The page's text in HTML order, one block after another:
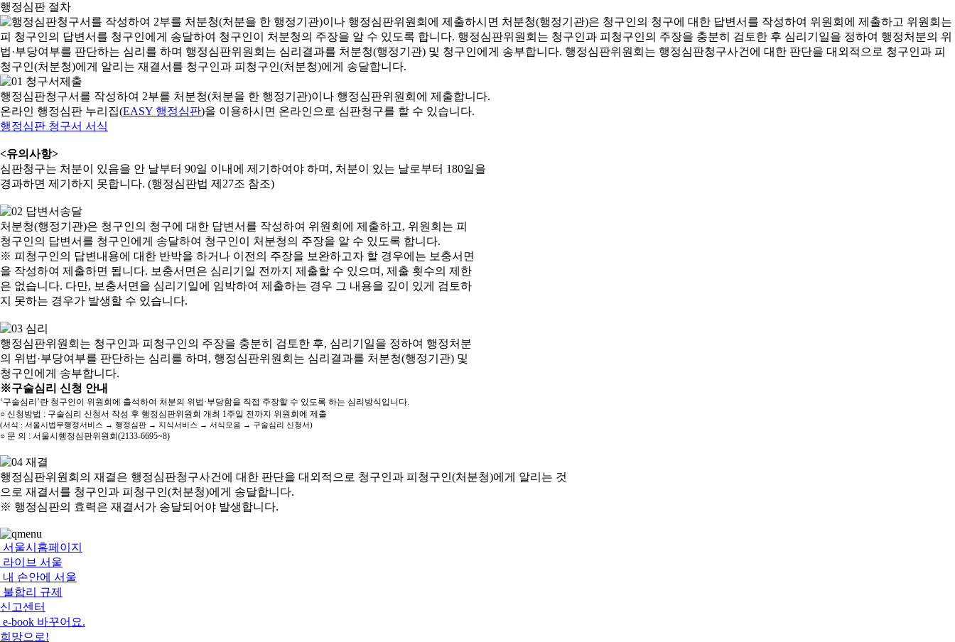
행정심판 절차
행정심판청구서를 작성하여 2부를 처분청(처분을 한 행정기관)이나 행정심판위원회에 제출합니다.
온라인 행정심판 누리집(EASY 행정심판)을 이용하시면 온라인으로 심판청구를 할 수 있습니다.
행정심판 청구서 서식
<유의사항>
심판청구는 처분이 있음을 안 날부터 90일 이내에 제기하여야 하며, 처분이 있는 날로부터 180일을
경과하면 제기하지 못합니다. (행정심판법 제27조 참조)
처분청(행정기관)은 청구인의 청구에 대한 답변서를 작성하여 위원회에 제출하고, 위원회는 피
청구인의 답변서를 청구인에게 송달하여 청구인이 처분청의 주장을 알 수 있도록 합니다.
※ 피청구인의 답변내용에 대한 반박을 하거나 이전의 주장을 보완하고자 할 경우에는 보충서면
을 작성하여 제출하면 됩니다. 보충서면은 심리기일 전까지 제출할 수 있으며, 제출 횟수의 제한
은 없습니다. 다만, 보충서면을 심리기일에 임박하여 제출하는 경우 그 내용을 깊이 있게 검토하
지 못하는 경우가 발생할 수 있습니다.
행정심판위원회는 청구인과 피청구인의 주장을 충분히 검토한 후, 심리기일을 정하여 행정처분
의 위법·부당여부를 판단하는 심리를 하며, 행정심판위원회는 심리결과를 처분청(행정기관) 및
청구인에게 송부합니다.
※구술심리 신청 안내
‘구술심리’란 청구인이 위원회에 출석하여 처분의 위법·부당함을 직접 주장할 수 있도록 하는 심리방식입니다.
○ 신청방법 : 구술심리 신청서 작성 후 행정심판위원회 개최 1주일 전까지 위원회에 제출
(서식 : 서울시법무행정서비스 → 행정심판 → 지식서비스 → 서식모음 → 구술심리 신청서)
○ 문 의 : 서울시행정심판위원회(2133-6695~8)
행정심판위원회의 재결은 행정심판청구사건에 대한 판단을 대외적으로 청구인과 피청구인(처분청)에게 알리는 것
으로 재결서를 청구인과 피청구인(처분청)에게 송달합니다.
※ 행정심판의 효력은 재결서가 송달되어야 발생합니다.
서울시홈페이지
라이브 서울
내 손안에 서울
불합리 규제
신고센터
e-book 바꾸어요.
희망으로!